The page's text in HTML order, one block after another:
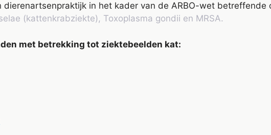
in het kader van de ARBO-wet betreffende
(kattenkrabziekte), Toxoplasma gondii en MRSA.
met betrekking tot ziektebeelden kat: